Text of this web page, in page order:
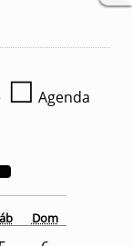
☐ Agenda
Dom